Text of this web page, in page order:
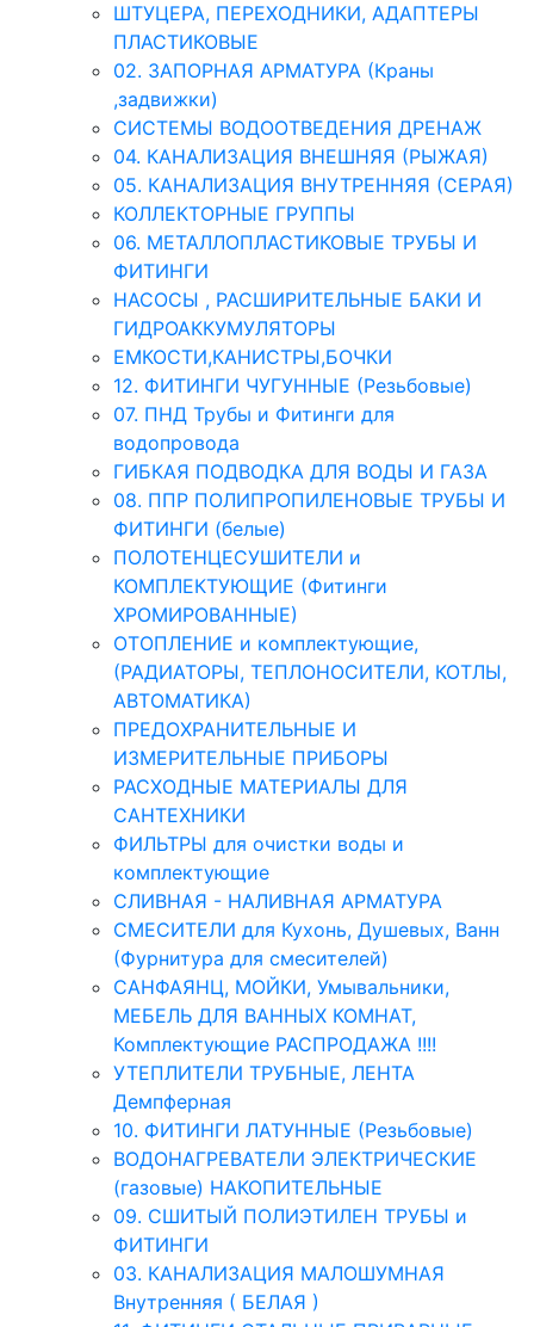
ШТУЦЕРА, ПЕРЕХОДНИКИ, АДАПТЕРЫ
ПЛАСТИКОВЫЕ
02. ЗАПОРНАЯ АРМАТУРА (Краны
,задвижки)
СИСТЕМЫ ВОДООТВЕДЕНИЯ ДРЕНАЖ
04. КАНАЛИЗАЦИЯ ВНЕШНЯЯ (РЫЖАЯ)
05. КАНАЛИЗАЦИЯ ВНУТРЕННЯЯ (СЕРАЯ)
КОЛЛЕКТОРНЫЕ ГРУППЫ
06. МЕТАЛЛОПЛАСТИКОВЫЕ ТРУБЫ И
ФИТИНГИ
НАСОСЫ , РАСШИРИТЕЛЬНЫЕ БАКИ И
ГИДРОАККУМУЛЯТОРЫ
ЕМКОСТИ,КАНИСТРЫ,БОЧКИ
12. ФИТИНГИ ЧУГУННЫЕ (Резьбовые)
07. ПНД Трубы и Фитинги для
водопровода
ГИБКАЯ ПОДВОДКА ДЛЯ ВОДЫ И ГАЗА
08. ППР ПОЛИПРОПИЛЕНОВЫЕ ТРУБЫ И
ФИТИНГИ (белые)
ПОЛОТЕНЦЕСУШИТЕЛИ и
КОМПЛЕКТУЮЩИЕ (Фитинги
ХРОМИРОВАННЫЕ)
ОТОПЛЕНИЕ и комплектующие,
(РАДИАТОРЫ, ТЕПЛОНОСИТЕЛИ, КОТЛЫ,
АВТОМАТИКА)
ПРЕДОХРАНИТЕЛЬНЫЕ И
ИЗМЕРИТЕЛЬНЫЕ ПРИБОРЫ
РАСХОДНЫЕ МАТЕРИАЛЫ ДЛЯ
САНТЕХНИКИ
ФИЛЬТРЫ для очистки воды и
комплектующие
СЛИВНАЯ - НАЛИВНАЯ АРМАТУРА
СМЕСИТЕЛИ для Кухонь, Душевых, Ванн
(Фурнитура для смесителей)
САНФАЯНЦ, МОЙКИ, Умывальники,
МЕБЕЛЬ ДЛЯ ВАННЫХ КОМНАТ,
Комплектующие РАСПРОДАЖА !!!!
УТЕПЛИТЕЛИ ТРУБНЫЕ, ЛЕНТА
Демпферная
10. ФИТИНГИ ЛАТУННЫЕ (Резьбовые)
ВОДОНАГРЕВАТЕЛИ ЭЛЕКТРИЧЕСКИЕ
(газовые) НАКОПИТЕЛЬНЫЕ
09. СШИТЫЙ ПОЛИЭТИЛЕН ТРУБЫ и
ФИТИНГИ
03. КАНАЛИЗАЦИЯ МАЛОШУМНАЯ
Внутренняя ( БЕЛАЯ )